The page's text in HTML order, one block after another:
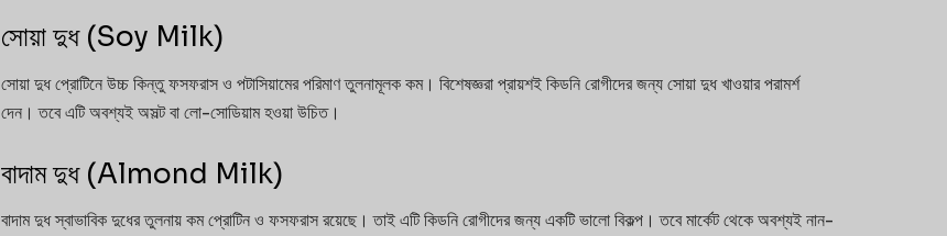
সোয়া দুধ (Soy Milk)
সোয়া দুধ প্রোটিনে উচ্চ কিন্তু ফসফরাস ও পটাসিয়ামের পরিমাণ তুলনামূলক কম। বিশেষজ্ঞরা প্রায়শই কিডনি রোগীদের জন্য সোয়া দুধ খাওয়ার পরামর্শ
দেন। তবে এটি অবশ্যই অসল্ট বা লো-সোডিয়াম হওয়া উচিত।
বাদাম দুধ (Almond Milk)
বাদাম দুধ স্বাভাবিক দুধের তুলনায় কম প্রোটিন ও ফসফরাস রয়েছে। তাই এটি কিডনি রোগীদের জন্য একটি ভালো বিকল্প। তবে মার্কেট থেকে অবশ্যই নান-